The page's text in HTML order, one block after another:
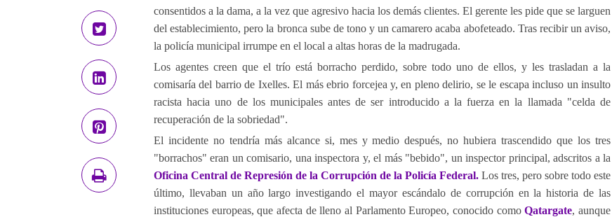
consentidos a la dama, a la vez que agresivo hacia los demás clientes. El gerente les pide que se larguen
del establecimiento, pero la bronca sube de tono y un camarero acaba abofeteado. Tras recibir un aviso,
la policía municipal irrumpe en el local a altas horas de la madrugada.
Los agentes creen que el trío está borracho perdido, sobre todo uno de ellos, y les trasladan a la
comisaría del barrio de Ixelles. El más ebrio forcejea y, en pleno delirio, se le escapa incluso un insulto
racista hacia uno de los municipales antes de ser introducido a la fuerza en la llamada "celda de
recuperación de la sobriedad".
El incidente no tendría más alcance si, mes y medio después, no hubiera trascendido que los tres
"borrachos" eran un comisario, una inspectora y, el más "bebido", un inspector principal, adscritos a la
Oficina Central de Represión de la Corrupción de la Policía Federal. Los tres, pero sobre todo este
último, llevaban un año largo investigando el mayor escándalo de corrupción en la historia de las
instituciones europeas, que afecta de lleno al Parlamento Europeo, conocido comoQatargate, aunque